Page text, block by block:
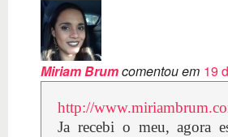
Miriam Brumcomentou em 19
http://
Ja recebi o meu, agora